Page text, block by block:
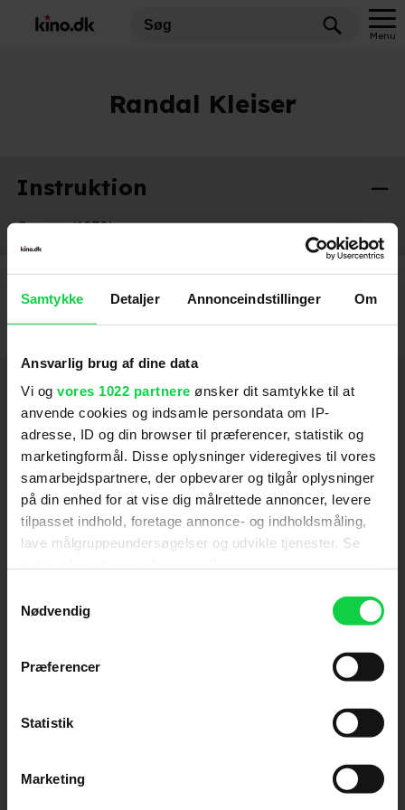
Samtykke Detaljer Annonceindstillinger Om
Ansvarlig brug af dine data
Vi og vores 1022 partnere ønsker dit samtykke til at
anvende cookies og indsamle persondata om IP-
adresse, ID og din browser til præferencer, statistik og
marketingformål. Disse oplysninger videregives til vores
samarbejdspartnere, der opbevarer og tilgår oplysninger
på din enhed for at vise dig målrettede annoncer, levere
tilpasset indhold, foretage annonce- og indholdsmåling,
lave målgruppeundersøgelser og udvikle tjenester. Se
tilbage eller ændre indstillinger fra vores
"Cookiedeklaration", eller ved at trykke på "Privacy
Indsamle præcise oplysninger om din placering,
Identificere din enhed baseret på en scanning af
dens unikke karakteristika (fingerprinting)
Nødvendig
Præferencer
Statistik
Marketing
Menu
Randal Kleiser
Instruktion
Grease (1978) 1969
Hold dig opdateret
Send
Ved tilmelding accepterer jeg samtidig
Kino.dks Markedsføringssamtykke